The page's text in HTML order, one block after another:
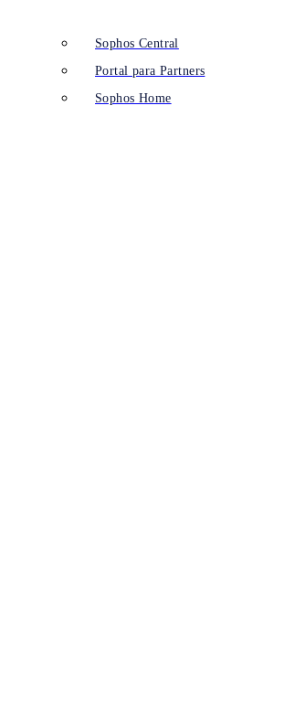
Sophos Central
Portal para Partners
Sophos Home